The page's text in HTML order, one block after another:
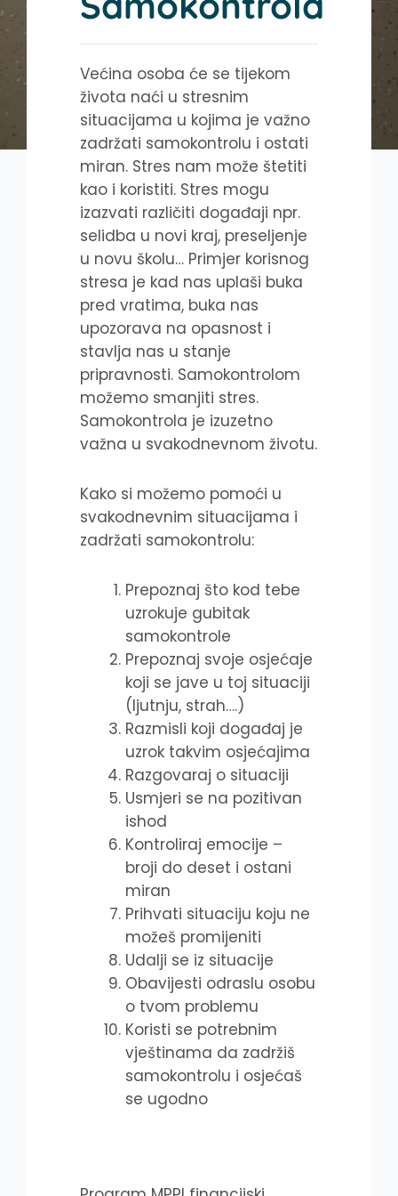
Većina osoba će se tijekom
života naći u stresnim
situacijama u kojima je važno
zadržati samokontrolu i ostati
miran. Stres nam može štetiti
kao i koristiti. Stres mogu
izazvati različiti događaji npr.
selidba u novi kraj, preseljenje
u novu školu… Primjer korisnog
stresa je kad nas uplaši buka
pred vratima, buka nas
upozorava na opasnost i
stavlja nas u stanje
pripravnosti. Samokontrolom
možemo smanjiti stres.
Samokontrola je izuzetno
važna u svakodnevnom životu.
Kako si možemo pomoći u
svakodnevnim situacijama i
zadržati samokontrolu:
Prepoznaj što kod tebe
uzrokuje gubitak
samokontrole
Prepoznaj svoje osjećaje
koji se jave u toj situaciji
(ljutnju, strah….)
Razmisli koji događaj je
uzrok takvim osjećajima
Razgovaraj o situaciji
Usmjeri se na pozitivan
ishod
Kontroliraj emocije –
broji do deset i ostani
miran
Prihvati situaciju koju ne
možeš promijeniti
Udalji se iz situacije
Obavijesti odraslu osobu
o tvom problemu
Koristi se potrebnim
vještinama da zadržiš
samokontrolu i osjećaš
se ugodno